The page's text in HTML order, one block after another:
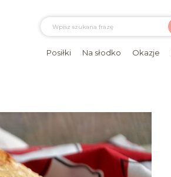
Posiłki Na słodko Okazje